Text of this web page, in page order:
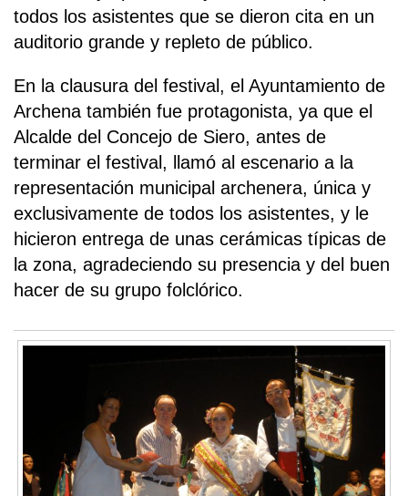
todos los asistentes que se dieron cita en un
auditorio grande y repleto de público.
En la clausura del festival, el Ayuntamiento de
Archena también fue protagonista, ya que el
Alcalde del Concejo de Siero, antes de
terminar el festival, llamó al escenario a la
representación municipal archenera, única y
exclusivamente de todos los asistentes, y le
hicieron entrega de unas cerámicas típicas de
la zona, agradeciendo su presencia y del buen
hacer de su grupo folclórico.